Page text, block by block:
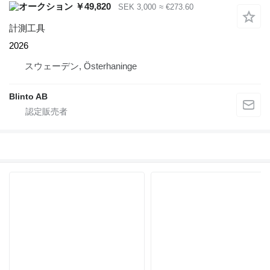
￥49,820 SEK 3,000 ≈ €273.60
計測工具
2026
スウェーデン, Österhaninge
Blinto AB